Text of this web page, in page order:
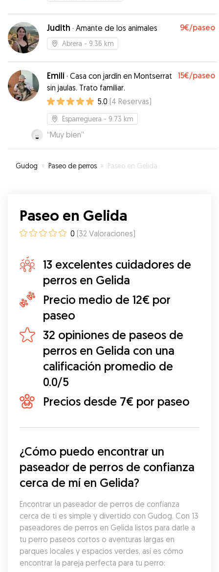
Judith · Amante de los animales 9€/paseo
Abrera - 9.36 km
Emili · Casa con jardín en Montserrat
sin jaulas. Trato familiar.
15€/paseo
5.0 (4 Reservas)
Esparreguera - 9.73 km
“Muy bien”
Gudog » Paseo de perros » Paseo en Gelida
Paseo en Gelida
0 (32 Valoraciones)
13 excelentes cuidadores de
perros en Gelida
Precio medio de 12€ por
paseo
32 opiniones de paseos de
perros en Gelida con una
calificación promedio de
0.0/5
Precios desde 7€ por paseo
¿Cómo puedo encontrar un
paseador de perros de confianza
cerca de mí en Gelida?
Encontrar un paseador de perros de confianza
cerca de ti es simple y divertido con Gudog. Con 13
paseadores de perros en Gelida listos para darle a
tu perro paseos cortos o aventuras largas en
parques locales y espacios verdes, así es cómo
encontrar la pareja perfecta para tu perro: